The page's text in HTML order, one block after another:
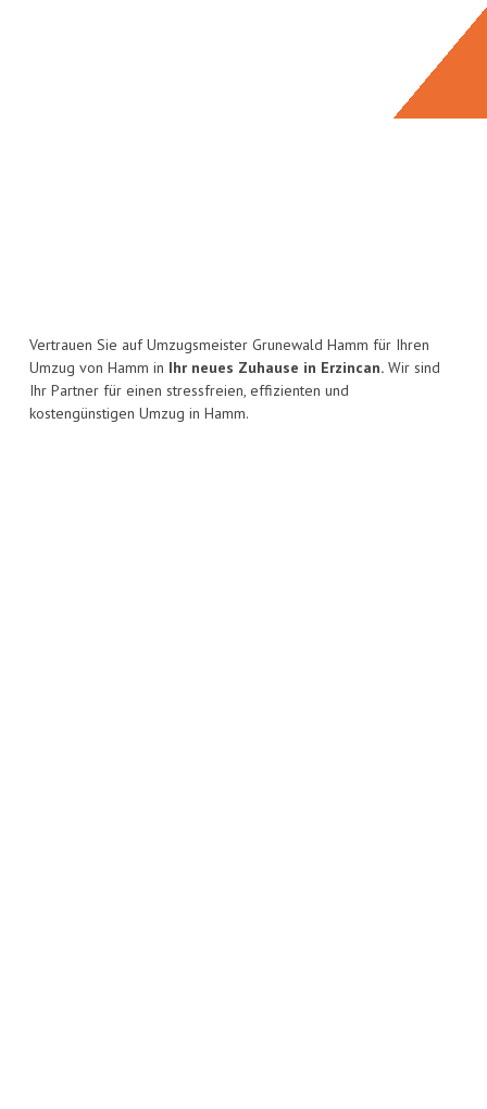
Vertrauen Sie auf Umzugsmeister Grunewald Hamm für Ihren
Umzug von Hamm in Ihr neues Zuhause in Erzincan. Wir sind
Ihr Partner für einen stressfreien, effizienten und
kostengünstigen Umzug in Hamm.